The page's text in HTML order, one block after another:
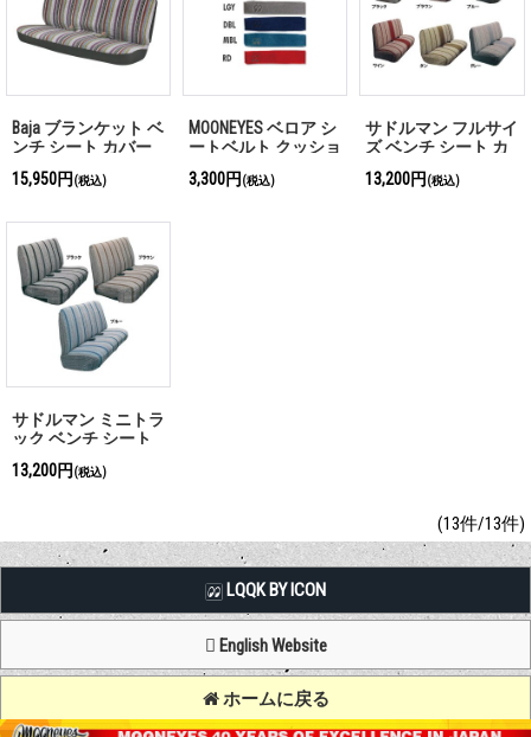
Baja ブランケット ベ
ンチ シート カバー
15,950円 (税込)
MOONEYES ベロア シ
ートベルト クッショ
ン
3,300円 (税込)
サドルマン フルサイ
ズ ベンチ シート カ
バー
13,200円 (税込)
サドルマン ミニトラ
ック ベンチ シート
13,200円(税込)
(13件/13件)
LQQK BY ICON
English Website
ホームに戻る